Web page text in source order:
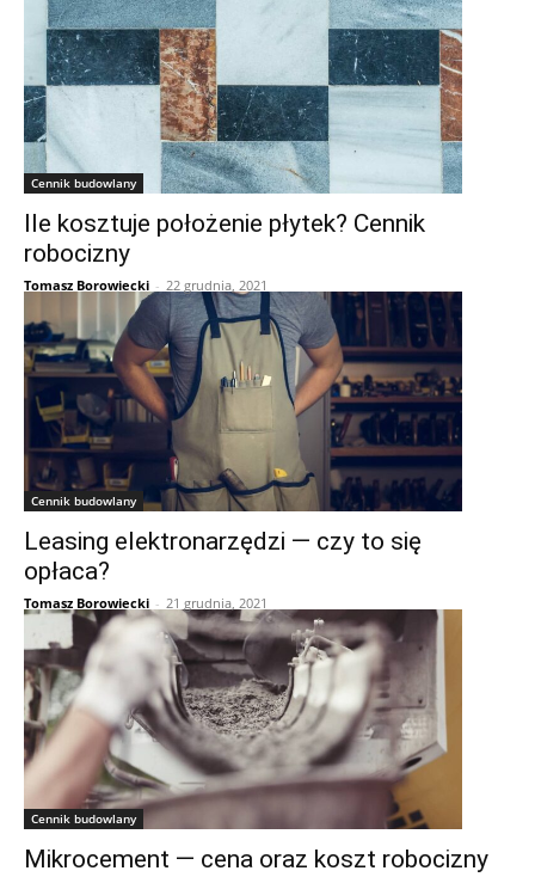
Cennik budowlany
Ile kosztuje położenie płytek? Cennik
robocizny
Tomasz Borowiecki - 22 grudnia, 2021
Cennik budowlany
Leasing elektronarzędzi — czy to się
opłaca?
Tomasz Borowiecki - 21 grudnia, 2021
Cennik budowlany
Mikrocement — cena oraz koszt robocizny